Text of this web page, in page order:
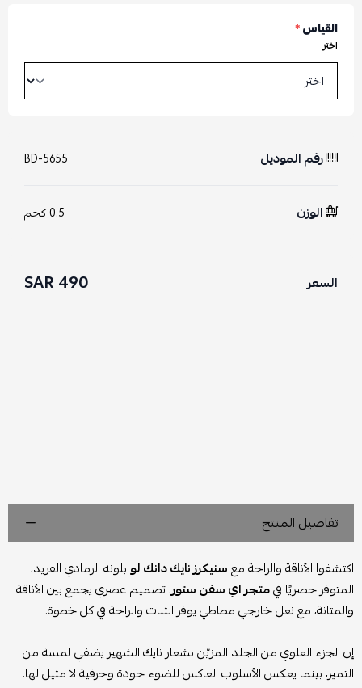
القياس*
اختر
رقم الموديل BD-5655
الوزن 0.5 كجم
السعر 490 SAR
تفاصيل المنتج
اكتشفوا الأناقة والراحة معسنيكرز نايك دانك لوبلونه الرمادي الفريد،
المتوفر حصريًا فيمتجر اي سفن ستور. تصميم عصري يجمع بين الأناقة
والمتانة، مع نعل خارجي مطاطي يوفر الثبات والراحة في كل خطوة.
إن الجزء العلوي من الجلد المزيّن بشعار نايك الشهير يضفي لمسة من
التميز، بينما يعكس الأسلوب العاكس للضوء جودة وحرفية لا مثيل لها.